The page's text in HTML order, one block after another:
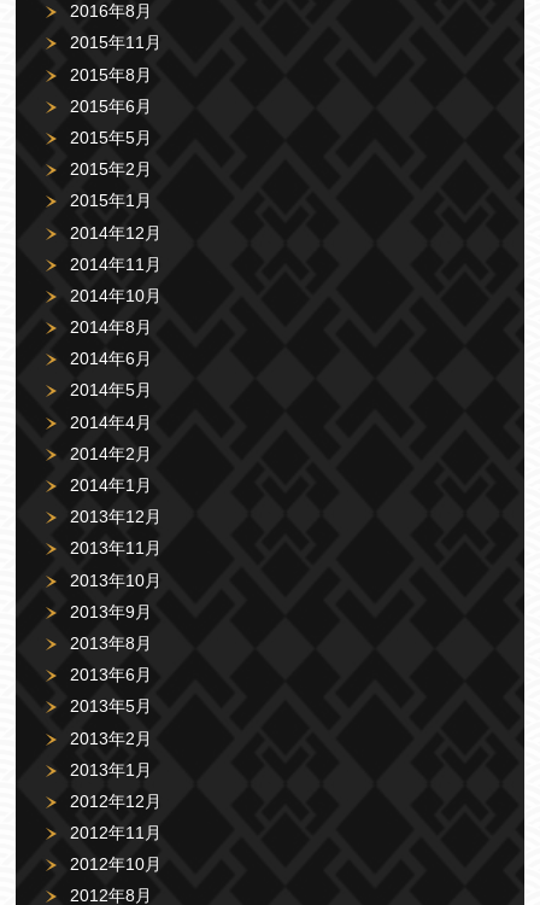
2016年8月
2015年11月
2015年8月
2015年6月
2015年5月
2015年2月
2015年1月
2014年12月
2014年11月
2014年10月
2014年8月
2014年6月
2014年5月
2014年4月
2014年2月
2014年1月
2013年12月
2013年11月
2013年10月
2013年9月
2013年8月
2013年6月
2013年5月
2013年2月
2013年1月
2012年12月
2012年11月
2012年10月
2012年8月